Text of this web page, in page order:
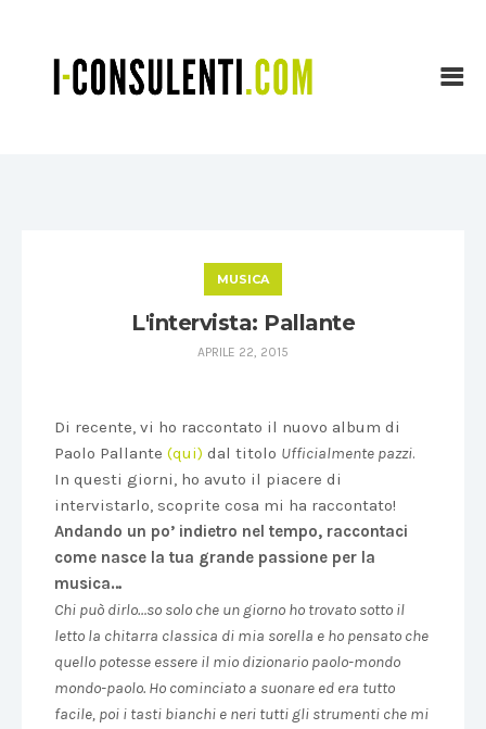
MUSICA
L'intervista: Pallante
APRILE 22, 2015
Di recente, vi ho raccontato il nuovo album di
Paolo Pallante (qui) dal titolo Ufficialmente pazzi.
In questi giorni, ho avuto il piacere di
intervistarlo, scoprite cosa mi ha raccontato!
Andando un po’ indietro nel tempo, raccontaci
come nasce la tua grande passione per la
musica…
Chi può dirlo…so solo che un giorno ho trovato sotto il
letto la chitarra classica di mia sorella e ho pensato che
quello potesse essere il mio dizionario paolo-mondo
mondo-paolo. Ho cominciato a suonare ed era tutto
facile, poi i tasti bianchi e neri tutti gli strumenti che mi